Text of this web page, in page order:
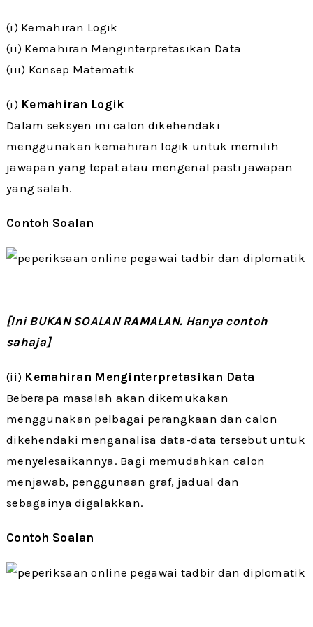
(i) Kemahiran Logik
(ii) Kemahiran Menginterpretasikan Data
(iii) Konsep Matematik
(i) Kemahiran Logik
Dalam seksyen ini calon dikehendaki
menggunakan kemahiran logik untuk memilih
jawapan yang tepat atau mengenal pasti jawapan
yang salah.
Contoh Soalan
[Ini BUKAN SOALAN RAMALAN. Hanya contoh
sahaja]
(ii) Kemahiran Menginterpretasikan Data
Beberapa masalah akan dikemukakan
menggunakan pelbagai perangkaan dan calon
dikehendaki menganalisa data-data tersebut untuk
menyelesaikannya. Bagi memudahkan calon
menjawab, penggunaan graf, jadual dan
sebagainya digalakkan.
Contoh Soalan